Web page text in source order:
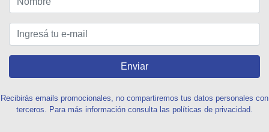
Enviar
Recibirás emails promocionales, no compartiremos tus datos personales con
terceros. Para más información consulta las políticas de privacidad.